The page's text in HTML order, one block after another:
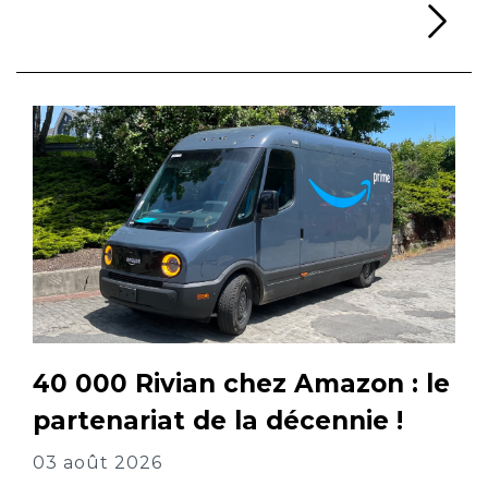
40 000 Rivian chez Amazon : le
partenariat de la décennie !
03 août 2026